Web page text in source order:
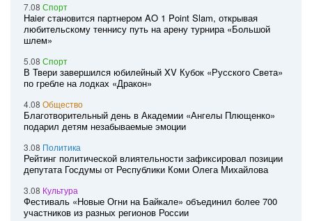
7.08 Спорт
Haier становится партнером AO 1 Point Slam, открывая
любительскому теннису путь на арену турнира «Большой
шлем»
5.08 Спорт
В Твери завершился юбилейный XV Кубок «Русского Света»
по гребле на лодках «Дракон»
4.08 Общество
Благотворительный день в Академии «Ангелы Плющенко»
подарил детям незабываемые эмоции
3.08 Политика
Рейтинг политической влиятельности зафиксировал позиции
депутата Госдумы от Республики Коми Олега Михайлова
3.08 Культура
Фестиваль «Новые Огни на Байкале» объединил более 700
участников из разных регионов России